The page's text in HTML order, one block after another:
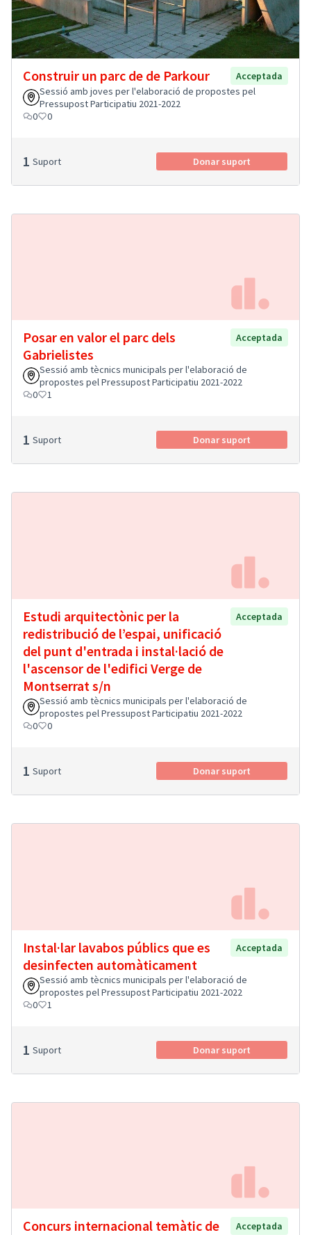
Construir un parc de de Parkour
Acceptada
Sessió amb joves per l'elaboració de propostes pel
Pressupost Participatiu 2021-2022
0
0
1 Suport Donar suport
Posar en valor el parc dels
Gabrielistes
Acceptada
Sessió amb tècnics municipals per l'elaboració de
propostes pel Pressupost Participatiu 2021-2022
0
1
1 Suport Donar suport
Estudi arquitectònic per la
redistribució de l’espai, unificació
del punt d'entrada i instal·lació de
l'ascensor de l'edifici Verge de
Montserrat s/n
Acceptada
Sessió amb tècnics municipals per l'elaboració de
propostes pel Pressupost Participatiu 2021-2022
0
0
1 Suport Donar suport
Instal·lar lavabos públics que es
desinfecten automàticament
Acceptada
Sessió amb tècnics municipals per l'elaboració de
propostes pel Pressupost Participatiu 2021-2022
0
1
1 Suport Donar suport
Concurs internacional temàtic de
Acceptada